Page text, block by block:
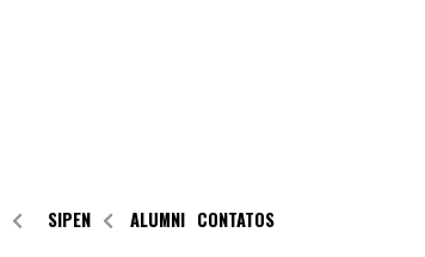
SIPEN ALUMNI CONTATOS